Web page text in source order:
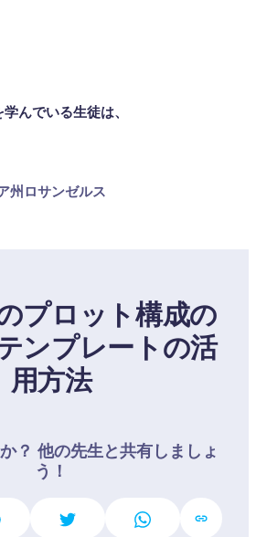
んでいる生徒は、
州ロサンゼルス
プロット構成の
ンプレートの活
用方法
？ 他の先生と共有しましょ
う！